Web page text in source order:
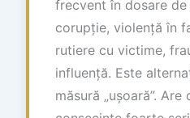
frecvent în dosare
corupție, violență în
rutiere cu victime,
influență. Este
măsură „ușoară”.